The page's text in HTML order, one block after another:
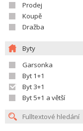
Prodej
Koupě
Dražba
Byty
Garsonka
Byt 1+1
Byt 3+1
Byt 5+1 a větší